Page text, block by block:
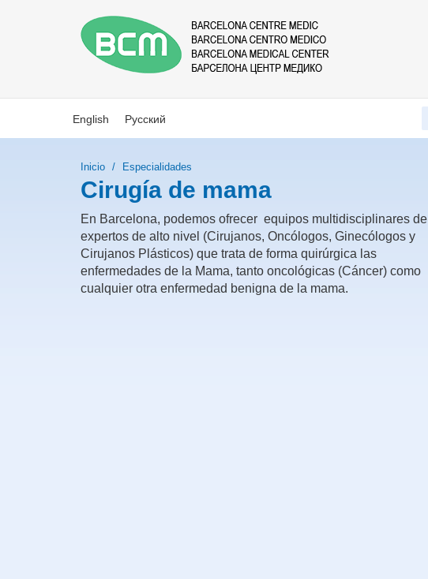
English Русский
Inicio Especialidades
Cirugía de mama
En Barcelona, podemos ofrecer equipos multidisciplinares de
expertos de alto nivel (Cirujanos, Oncólogos, Ginecólogos y
Cirujanos Plásticos) que trata de forma quirúrgica las
enfermedades de la Mama, tanto oncológicas (Cáncer) como
cualquier otra enfermedad benigna de la mama.